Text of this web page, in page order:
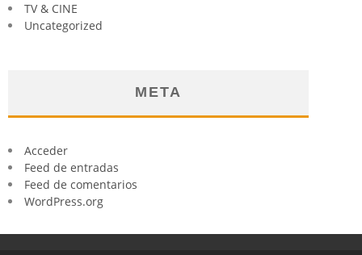
TV & CINE
Uncategorized
META
Acceder
Feed de entradas
Feed de comentarios
WordPress.org